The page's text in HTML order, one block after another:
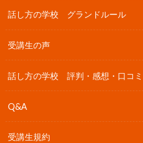
話し方の学校 グランドルール
受講生の声
話し方の学校 評判・感想・口コミ
Q&A
受講生規約